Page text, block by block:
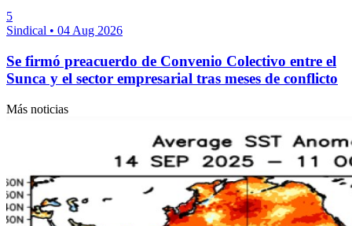
5
Sindical • 04 Aug 2026
Se firmó preacuerdo de Convenio Colectivo entre el
Sunca y el sector empresarial tras meses de conflicto
Más noticias